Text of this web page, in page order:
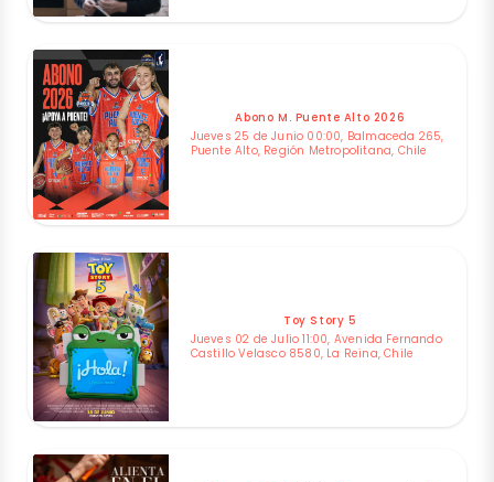
Abono M. Puente Alto 2026
Jueves 25 de Junio 00:00, Balmaceda 265,
Puente Alto, Región Metropolitana, Chile
Toy Story 5
Jueves 02 de Julio 11:00, Avenida Fernando
Castillo Velasco 8580, La Reina, Chile